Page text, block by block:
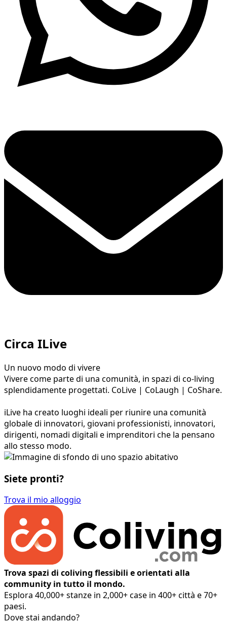
Circa ILive
Un nuovo modo di vivere
Vivere come parte di una comunità, in spazi di co-living
splendidamente progettati. CoLive | CoLaugh | CoShare.
iLive ha creato luoghi ideali per riunire una comunità
globale di innovatori, giovani professionisti, innovatori,
dirigenti, nomadi digitali e imprenditori che la pensano
allo stesso modo.
Siete pronti?
Trova il mio alloggio
Trova spazi di coliving flessibili e orientati alla
community in tutto il mondo.
Esplora 40,000+ stanze in 2,000+ case in 400+ città e 70+
paesi.
Dove stai andando?